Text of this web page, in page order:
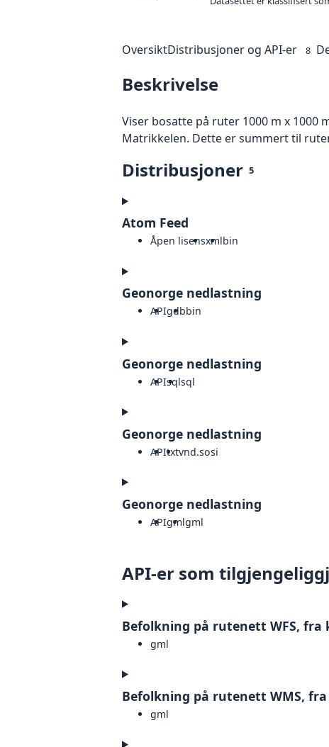
OversiktDistribusjoner og API-er 8
Beskrivelse
Viser bosatte på ruter 1000 m x
Matrikkelen. Dette er summert til
Distribusjoner 5
Atom Feed
Åpen lisensxmlbin
Geonorge nedlastning
APIgdbbin
Geonorge nedlastning
APIsqlsql
Geonorge nedlastning
APItxtvnd.sosi
Geonorge nedlastning
APIgmlgml
API-er som
Befolkning på rutenett WFS, fra
gml
Befolkning på rutenett WMS,
gml